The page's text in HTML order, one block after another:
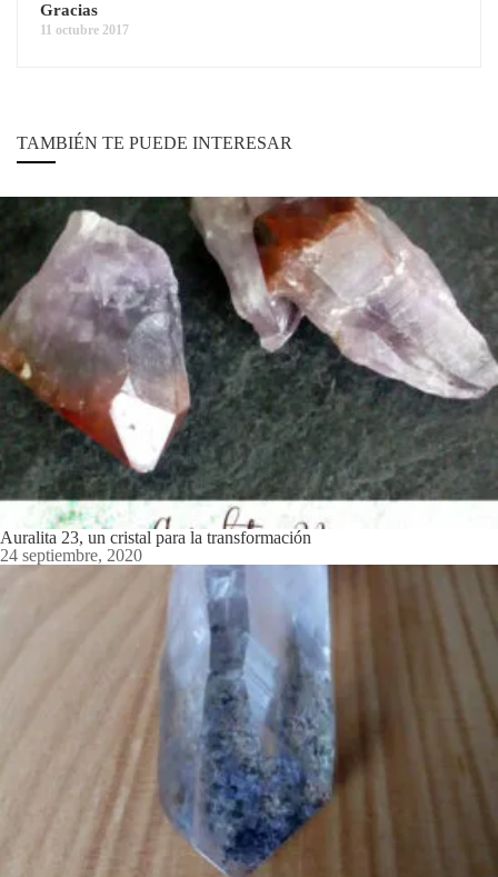
Gracias
11 octubre 2017
TAMBIÉN TE PUEDE INTERESAR
Auralita 23, un cristal para la transformación
24 septiembre, 2020